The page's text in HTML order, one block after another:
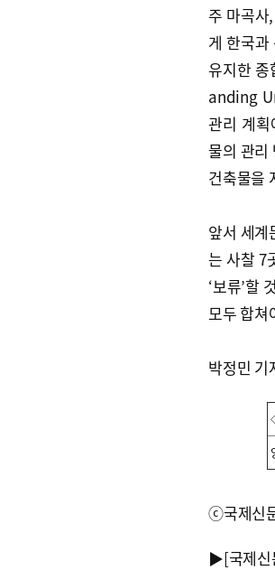
주 마곡사
게 한국
유지한 종
anding
관리 계
물의 관리
건축물을
앞서 세
는 사찰 7
‘보류’할
모두 합쳐
박정민
ⓒ국제신
▶[국제